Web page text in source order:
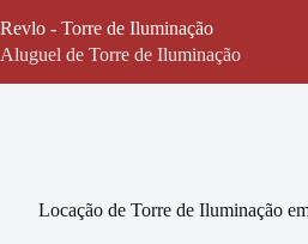
para
o
Revlo - Torre de Iluminação
Aluguel de Torre de Iluminação
Locação de Torre de Iluminação